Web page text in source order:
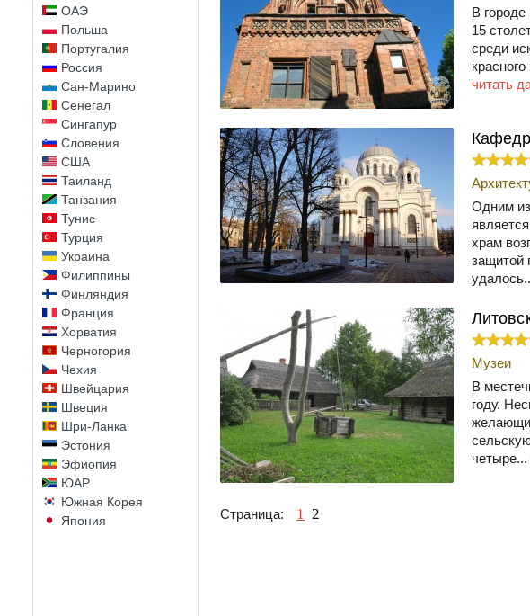
ОАЭ
Польша
Португалия
Россия
Сан-Марино
Сенегал
Сингапур
Словения
США
Таиланд
Танзания
Тунис
Турция
Украина
Филиппины
Финляндия
Франция
Хорватия
Черногория
Чехия
Швейцария
Швеция
Шри-Ланка
Эстония
Эфиопия
ЮАР
Южная Корея
Япония
В
15
среди
читать
Одним
храм
защитой
Музеи
В
году.
четыре...
Страница: 1 2